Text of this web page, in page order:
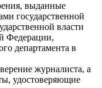
выданные
государственной
власти
Федерации,
департамента в
журналиста, а
удостоверяющие